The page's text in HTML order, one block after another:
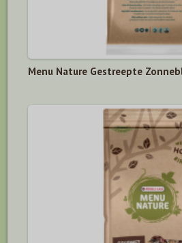
Menu Nature Gestreepte